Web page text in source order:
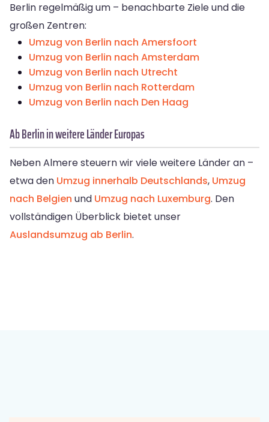
Berlin regelmäßig um – benachbarte Ziele und die
großen Zentren:
Umzug von Berlin nach Amersfoort
Umzug von Berlin nach Amsterdam
Umzug von Berlin nach Utrecht
Umzug von Berlin nach Rotterdam
Umzug von Berlin nach Den Haag
Ab Berlin in weitere Länder Europas
Neben Almere steuern wir viele weitere Länder an –
etwa den Umzug innerhalb Deutschlands, Umzug
nach Belgien und Umzug nach Luxemburg. Den
vollständigen Überblick bietet unser
Auslandsumzug ab Berlin.